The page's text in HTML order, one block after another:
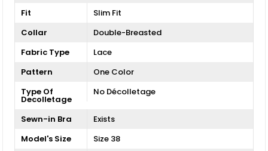
Fit
Slim Fit
Collar
Double-Breasted
Fabric Type
Lace
Pattern
One Color
Type Of
Decolletage
No Décolletage
Sewn-in Bra
Exists
Model's Size
Size 38